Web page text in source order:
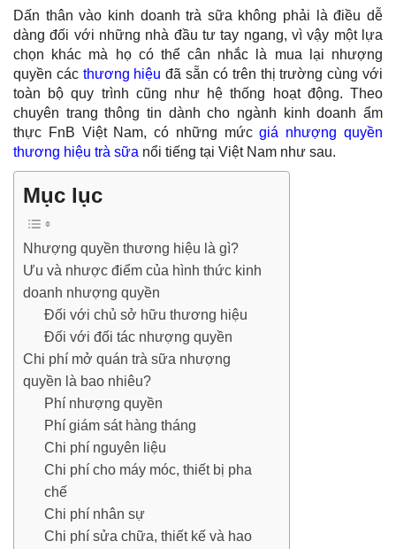
Dấn thân vào kinh doanh trà sữa không phải là điều dễ
dàng đối với những nhà đầu tư tay ngang, vì vậy một lựa
chọn khác mà họ có thể cân nhắc là mua lại nhượng
quyền các thương hiệu đã sẵn có trên thị trường cùng với
toàn bộ quy trình cũng như hệ thống hoạt động. Theo
chuyên trang thông tin dành cho ngành kinh doanh ẩm
thực FnB Việt Nam, có những mứcgiá nhượng quyền
thương hiệu trà sữa nổi tiếng tại Việt Nam như sau.
Mục lục
Nhượng quyền thương hiệu là gì?
Ưu và nhược điểm của hình thức kinh
doanh nhượng quyền
Đối với chủ sở hữu thương hiệu
Đối với đối tác nhượng quyền
Chi phí mở quán trà sữa nhượng
quyền là bao nhiêu?
Phí nhượng quyền
Phí giám sát hàng tháng
Chi phí nguyên liệu
Chi phí cho máy móc, thiết bị pha
chế
Chi phí nhân sự
Chi phí sửa chữa, thiết kế và hao